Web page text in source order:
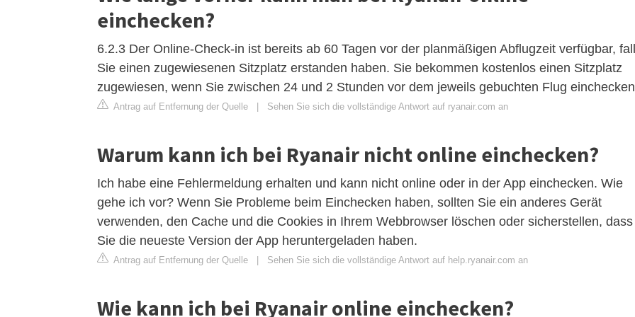
einchecken?
6.2.3 Der Online-Check-in ist bereits ab 60 Tagen vor der planmäßigen Abflugzeit verfügbar,
Sie einen zugewiesenen Sitzplatz erstanden haben. Sie bekommen kostenlos einen Sitzplatz
zugewiesen, wenn Sie zwischen 24 und 2 Stunden vor dem jeweils gebuchten Flug
Antrag auf Entfernung der Quelle | Sehen Sie sich die vollständige Antwort auf ryanair.com an
Warum kann ich bei Ryanair nicht online einchecken?
Ich habe eine Fehlermeldung erhalten und kann nicht online oder in der App einchecken. Wie
gehe ich vor? Wenn Sie Probleme beim Einchecken haben, sollten Sie ein anderes Gerät
verwenden, den Cache und die Cookies in Ihrem Webbrowser löschen oder sicherstellen, dass
Sie die neueste Version der App heruntergeladen haben.
Antrag auf Entfernung der Quelle | Sehen Sie sich die vollständige Antwort auf help.ryanair.com an
Wie kann ich bei Ryanair online einchecken?